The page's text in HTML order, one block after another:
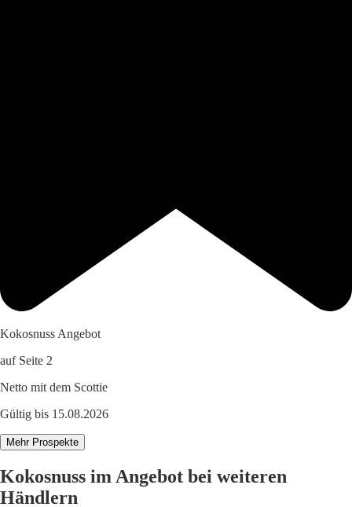
Kokosnuss Angebot
auf Seite 2
Netto mit dem Scottie
Gültig bis 15.08.2026
Mehr Prospekte
Kokosnuss im Angebot bei weiteren
Händlern